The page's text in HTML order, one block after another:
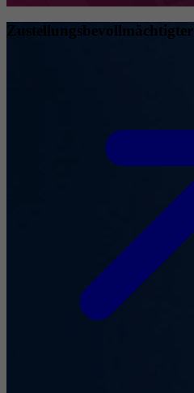
Zustellungsbevollmächtigter